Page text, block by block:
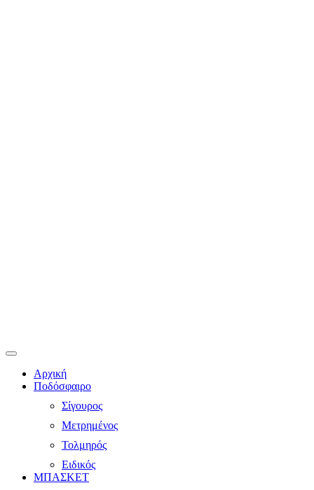
Αρχική
Ποδόσφαιρο
Σίγουρος
Μετρημένος
Τολμηρός
Ειδικός
ΜΠΑΣΚΕΤ